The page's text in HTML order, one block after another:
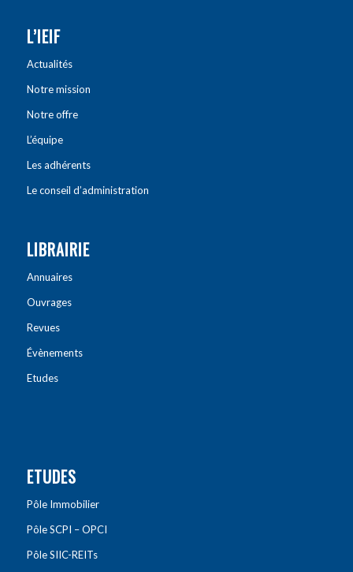
L’IEIF
Actualités
Notre mission
Notre offre
L’équipe
Les adhérents
Le conseil d’administration
LIBRAIRIE
Annuaires
Ouvrages
Revues
Évènements
Etudes
ETUDES
Pôle Immobilier
Pôle SCPI – OPCI
Pôle SIIC-REITs